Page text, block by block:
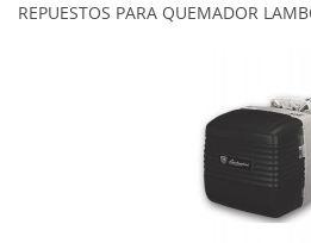
REPUESTOS PARA QUEMADOR